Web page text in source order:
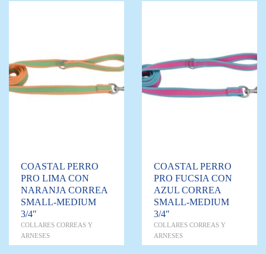
COASTAL PERRO
PRO LIMA CON
NARANJA CORREA
SMALL-MEDIUM
3/4″
COLLARES CORREAS Y
ARNESES
COASTAL PERRO
PRO FUCSIA CON
AZUL CORREA
SMALL-MEDIUM
3/4″
COLLARES CORREAS Y
ARNESES